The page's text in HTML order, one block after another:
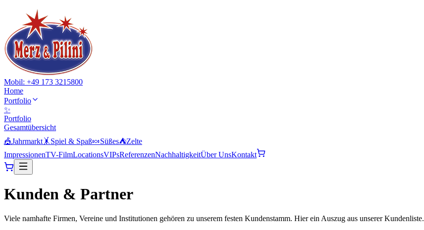
Mobil: +49 173 3215800
Home
Portfolio
✨
Portfolio
Gesamtübersicht
🎪Jahrmarkt 🤸 Spiel & Spaß🍬Süßes⛺Zelte
ImpressionenTV-FilmLocationsVIPsReferenzenNachhaltigkeitÜber UnsKontakt
Kunden & Partner
Viele namhafte Firmen, Vereine und Institutionen gehören zu unserem festen Kundenstamm. Hier ein Auszug aus unserer Kundenliste.